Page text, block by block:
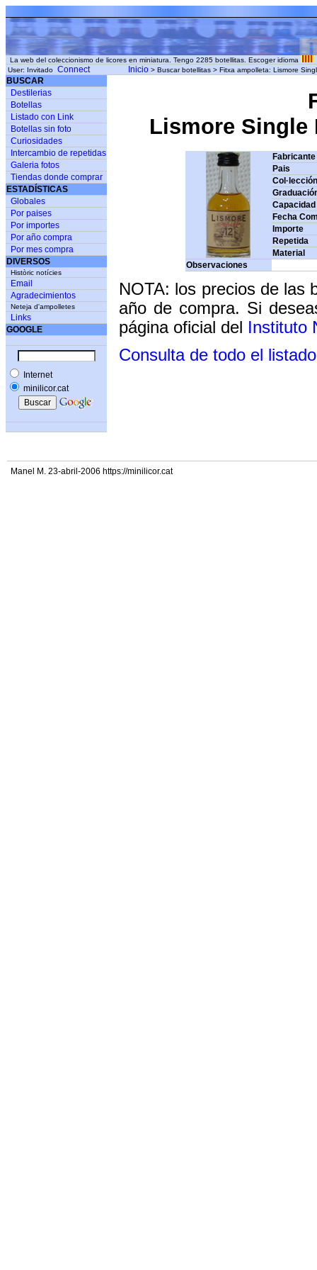
La web del coleccionismo de licores en miniatura. Tengo 2285 botellitas. Escoger idioma
User: Invitado Connect Inicio > Buscar botellitas > Fitxa ampolleta: Lismore
BUSCAR
Destilerias
Botellas
Listado con Link
Botellas sin foto
Curiosidades
Intercambio de repetidas
Galeria fotos
Tiendas donde comprar
ESTADÍSTICAS
Globales
Por paises
Por importes
Por año compra
Por mes compra
DIVERSOS
Històric notícies
Email
Agradecimientos
Neteja d'ampolletes
Links
GOOGLE
Internet
minilicor.cat
Lismore Single
Fabricante
Pais
Col·lección
Capacidad
Fecha
Importe
Repetida
Material
Observaciones
NOTA: los precios de las
año de compra. Si
página oficial del Instituto
Consulta de todo el
Manel M. 23-abril-2006 https://minilicor.cat